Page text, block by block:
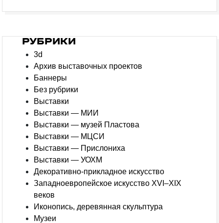
РУБРИКИ
3d
Архив выставочных проектов
Баннеры
Без рубрики
Выставки
Выставки — МИИ
Выставки — музей Пластова
Выставки — МЦСИ
Выставки — Прислониха
Выставки — УОХМ
Декоративно-прикладное искусство
Западноевропейское искусство XVI–XIX
веков
Иконопись, деревянная скульптура
Музеи